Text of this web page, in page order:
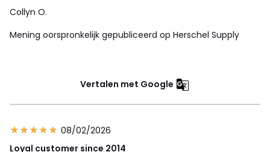
Collyn O.
Mening oorspronkelijk gepubliceerd op Herschel Supply
Vertalen met Google
08/02/2026
Loyal customer since 2014